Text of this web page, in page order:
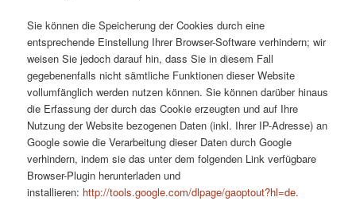
Sie können die Speicherung der Cookies durch eine
entsprechende Einstellung Ihrer Browser-Software verhindern; wir
weisen Sie jedoch darauf hin, dass Sie in diesem Fall
gegebenenfalls nicht sämtliche Funktionen dieser Website
vollumfänglich werden nutzen können. Sie können darüber hinaus
die Erfassung der durch das Cookie erzeugten und auf Ihre
Nutzung der Website bezogenen Daten (inkl. Ihrer IP-Adresse) an
Google sowie die Verarbeitung dieser Daten durch Google
verhindern, indem sie das unter dem folgenden Link verfügbare
Browser-Plugin herunterladen und
installieren: http://tools.google.com/dlpage/gaoptout?hl=de.